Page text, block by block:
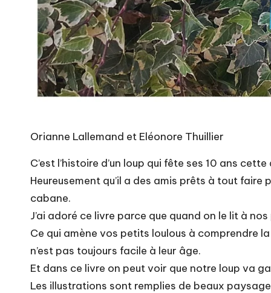
Orianne Lallemand et Eléonore Thuillier
C’est l’histoire d’un loup qui fête ses 10 ans
Heureusement qu’il a des amis prêts à tout
cabane.
J’ai adoré ce livre parce que quand on le lit à
Ce qui amène vos petits loulous à comprendre
n’est pas toujours facile à leur âge.
Et dans ce livre on peut voir que notre loup va
Les illustrations sont remplies de beaux